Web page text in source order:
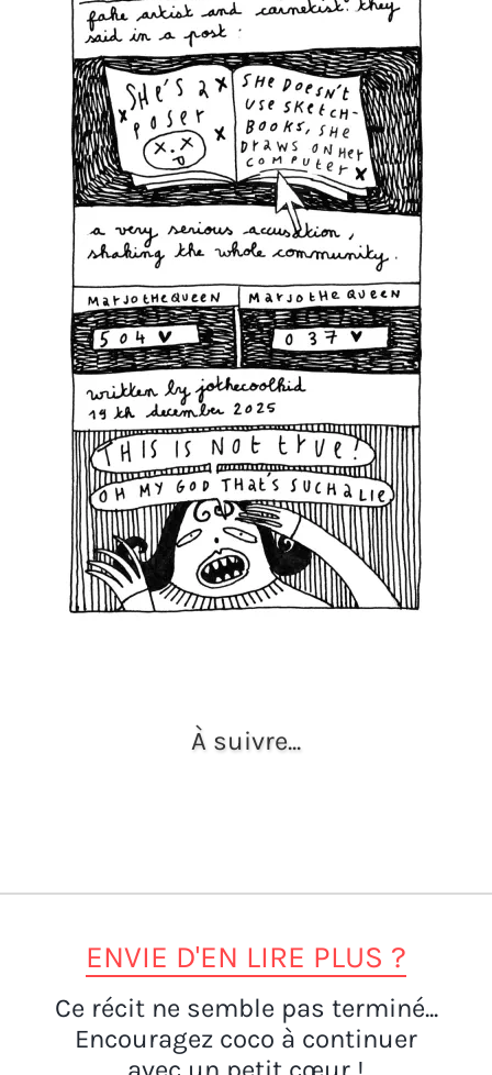
À suivre...
ENVIE D'EN LIRE PLUS ?
Ce récit ne semble pas terminé...
Encouragez coco à continuer